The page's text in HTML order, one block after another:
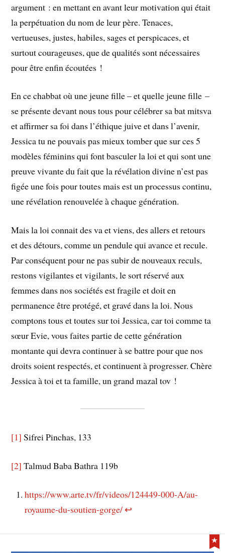
argument : en mettant en avant leur motivation qui était
la perpétuation du nom de leur père. Tenaces,
vertueuses, justes, habiles, sages et perspicaces, et
surtout courageuses, que de qualités sont nécessaires
pour être enfin écoutées !
En ce chabbat où une jeune fille – et quelle jeune fille –
se présente devant nous tous pour célébrer sa bat mitsva
et affirmer sa foi dans l’éthique juive et dans l’avenir,
Jessica tu ne pouvais pas mieux tomber que sur ces 5
modèles féminins qui font basculer la loi et qui sont une
preuve vivante du fait que la révélation divine n’est pas
figée une fois pour toutes mais est un processus continu,
une révélation renouvelée à chaque génération.
Mais la loi connait des va et viens, des allers et retours
et des détours, comme un pendule qui avance et recule.
Par conséquent pour ne pas subir de nouveaux reculs,
restons vigilantes et vigilants, le sort réservé aux
femmes dans nos sociétés est fragile et doit en
permanence être protégé, et gravé dans la loi. Nous
comptons tous et toutes sur toi Jessica, car toi comme ta
sœur Evie, vous faites partie de cette génération
montante qui devra continuer à se battre pour que nos
droits soient respectés, et continuent à progresser. Chère
Jessica à toi et ta famille, un grand mazal tov !
[1] Sifrei Pinchas, 133
[2] Talmud Baba Bathra 119b
https://www.arte.tv/fr/videos/124449-000-A/au-
royaume-du-soutien-gorge/↩︎